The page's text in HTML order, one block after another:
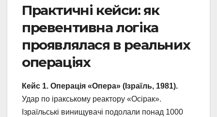
Практичні кейси: як
превентивна логіка
проявлялася в реальних
операціях
Кейс 1. Операція «Опера» (Ізраїль, 1981).
Удар по іракському реактору «Осірак».
Ізраїльські винищувачі подолали понад 1000